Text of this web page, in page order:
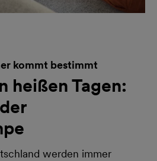
kommt bestimmt
heißen Tagen:
werden immer